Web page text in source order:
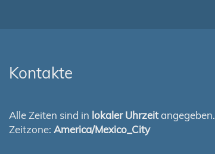
Kontakte
Alle Zeiten sind in lokaler Uhrzeitangegeben.
Zeitzone: America/Mexico_City